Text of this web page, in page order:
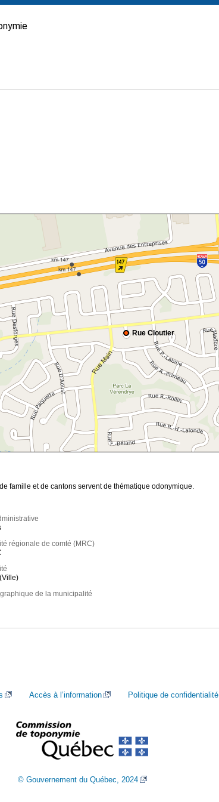
Rue Cloutier
famille et de cantons servent de thématique odonymique.
régionale de comté (MRC)
de la municipalité
Accès à l’information Politique de confidentialité
© Gouvernement du Québec, 2024